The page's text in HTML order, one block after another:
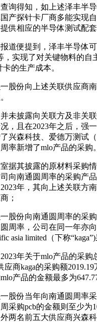
询得知，如上述泽丰半
产探针卡厂商多能实现
供相应的半导体测试配套
道便提到，泽丰半导体
，实现了对关键物料的自
卡的生产成本。
股份向上述关联供应商
未披露向关联方及非关
，且在2023年之后，强
兴森科技、爱德万测试
率新增了mlo产品的采购。
据其披露的原材料采购
向南通圆周率的采购产
年，其向上述关联方
；
股份向南通圆周率的采
周率，公司在同一年亦
asia limited（下称
年关于mlo产品的采购
应商kaga的采购额
产品的金额最多为
股份当年向南通圆周率
采购pcb的金额则至少为
两名前五大供应商兴森